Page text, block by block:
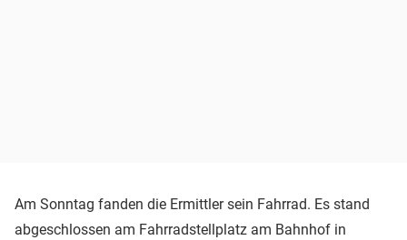
Am Sonntag fanden die Ermittler sein Fahrrad. Es stand
abgeschlossen am Fahrradstellplatz am Bahnhof in